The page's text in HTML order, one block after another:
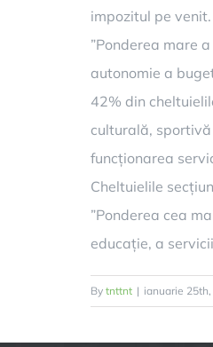
impozitul pe venit.
”Ponderea mare
autonomie a
42% din
culturală,
funcționarea
Cheltuielile
”Ponderea cea
educație, a
By tnttnt | ianuarie